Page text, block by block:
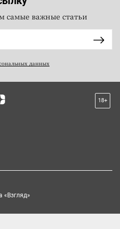
самые важные статьи
данных
18+
«Взгляд»